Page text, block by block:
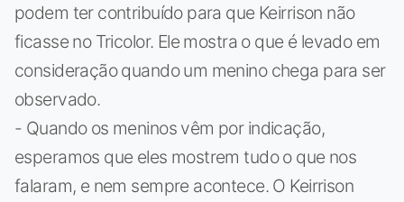
podem ter contribuído para que Keirrison não
ficasse no Tricolor. Ele mostra o que é levado em
consideração quando um menino chega para ser
observado.
- Quando os meninos vêm por indicação,
esperamos que eles mostrem tudo o que nos
falaram, e nem sempre acontece. O Keirrison